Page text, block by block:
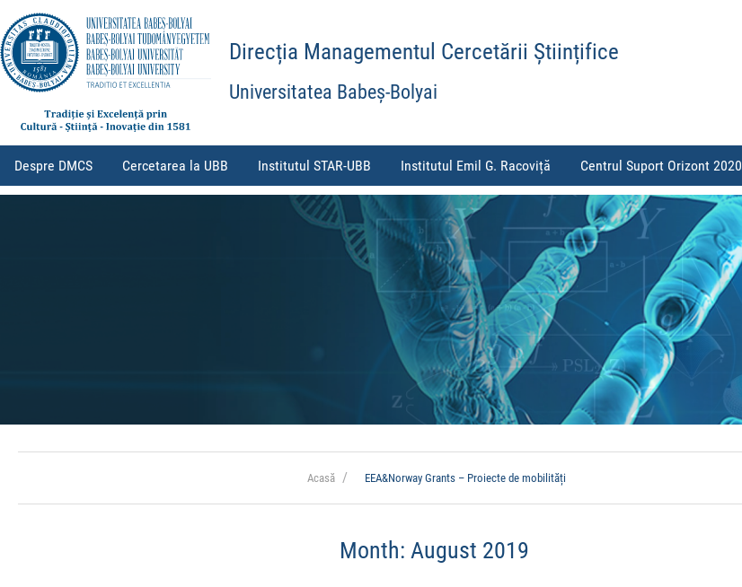
Direcția Managementul Cercetării Științifice
Universitatea Babeș-Bolyai
Despre DMCS Cercetarea la UBB Institutul STAR-UBB Institutul Emil G. Racoviță Centrul Suport Orizont 2020
Acasă EEA&Norway Grants – Proiecte de mobilități
Month: August 2019